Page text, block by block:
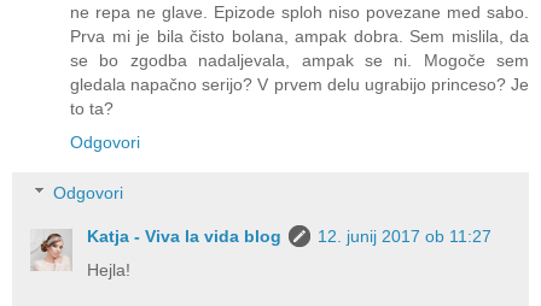
ne repa ne glave. Epizode sploh niso povezane med sabo.
Prva mi je bila čisto bolana, ampak dobra. Sem mislila, da
se bo zgodba nadaljevala, ampak se ni. Mogoče sem
gledala napačno serijo? V prvem delu ugrabijo princeso? Je
to ta?
Odgovori
Odgovori
Katja - Viva la vida blog
12. junij 2017 ob 11:27
Hejla!